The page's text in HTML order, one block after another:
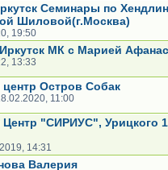
Семинары по
Шиловой(г.Москва)
19:50
МК с Марией
13:33
центр Остров Собак
11:00
Центр "СИРИУС", Урицкого
14:31
Валерия